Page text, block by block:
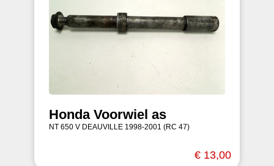
Honda Voorwiel as
NT 650 V DEAUVILLE 1998-2001 (RC 47)
€ 13,00